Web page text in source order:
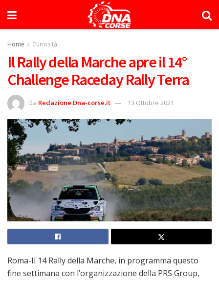
Home Curiosità
Il Rally della Marche apre il 14°
Challenge Raceday Rally Terra
Da Redazione Dna-corse.it 13 Ottobre 2021
Roma-Il 14 Rally della Marche, in programma questo
fine settimana con l’organizzazione della PRS Group,